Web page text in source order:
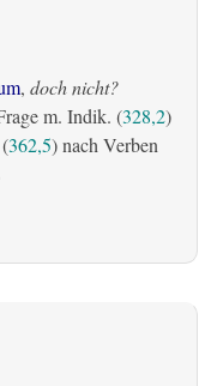
, doch nicht?
m. Indik. (328,2)
362,5) nach Verben